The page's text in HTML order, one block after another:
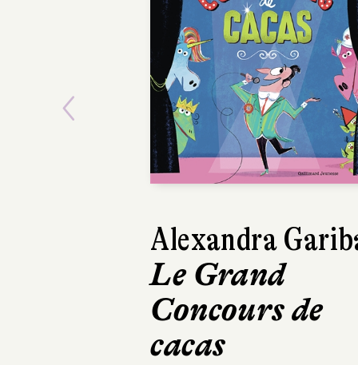
Alexandra
Le Grand
Concours de
cacas
Previous